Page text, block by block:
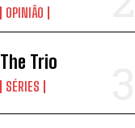
OPINIÃO
The Trio
SÉRIES